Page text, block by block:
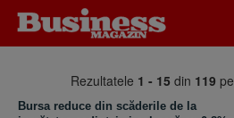
Rezultatele 1 - 15 din 119
Bursa reduce din scăderile de la